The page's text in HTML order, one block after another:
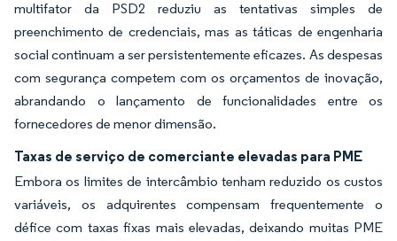
multifator da PSD2 reduziu as tentativas simples de
preenchimento de credenciais, mas as táticas de engenharia
social continuam a ser persistentemente eficazes. As despesas
com segurança competem com os orçamentos de inovação,
abrandando o lançamento de funcionalidades entre os
fornecedores de menor dimensão.
Taxas de serviço de comerciante elevadas para PME
Embora os limites de intercâmbio tenham reduzido os custos
variáveis, os adquirentes compensam frequentemente o
défice com taxas fixas mais elevadas, deixando muitas PME